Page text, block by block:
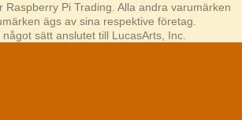
Raspberry Pi Trading. Alla andra varumärken
ägs av sina respektive företag.
sätt anslutet till LucasArts, Inc.